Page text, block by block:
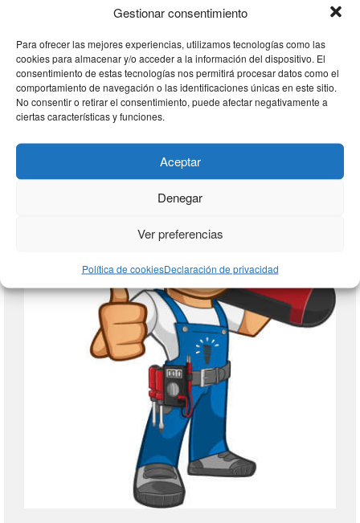
Gestionar consentimiento
Para ofrecer las mejores experiencias, utilizamos tecnologías como las
cookies para almacenar y/o acceder a la información del dispositivo. El
consentimiento de estas tecnologías nos permitirá procesar datos como el
comportamiento de navegación o las identificaciones únicas en este sitio.
No consentir o retirar el consentimiento, puede afectar negativamente a
ciertas características y funciones.
Aceptar
Denegar
Ver preferencias
Política de cookiesDeclaración de privacidad
AUTOCONSUMO ELECTRICO